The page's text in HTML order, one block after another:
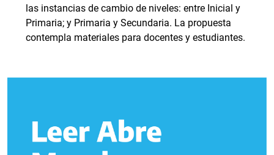
las instancias de cambio de niveles: entre Inicial y
Primaria; y Primaria y Secundaria. La propuesta
contempla materiales para docentes y estudiantes.